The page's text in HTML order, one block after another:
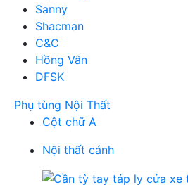
Sanny
Shacman
C&C
Hồng Vân
DFSK
Phụ tùng Nội Thất
Cột chữ A
Nội thất cánh